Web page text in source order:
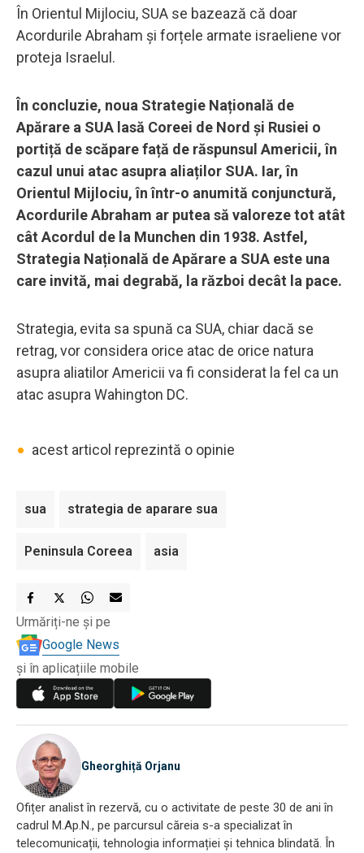
În Orientul Mijlociu, SUA se bazează că doar
Acordurile Abraham și forțele armate israeliene vor
proteja Israelul.
În concluzie, noua Strategie Națională de
Apărare a SUA lasă Coreei de Nord și Rusiei o
portiță de scăpare față de răspunsul Americii, în
cazul unui atac asupra aliaților SUA. Iar, în
Orientul Mijlociu, în într-o anumită conjunctură,
Acordurile Abraham ar putea să valoreze tot atât
cât Acordul de la Munchen din 1938. Astfel,
Strategia Națională de Apărare a SUA este una
care invită, mai degrabă, la război decât la pace.
Strategia, evita sa spună ca SUA, chiar dacă se
retrag, vor considera orice atac de orice natura
asupra aliatilor Americii va fi considerat la fel ca un
atac asupra Wahington DC.
• acest articol reprezintă o opinie
sua strategia de aparare sua
Peninsula Coreea asia
Urmăriți-ne și pe
Google News
și în aplicațiile mobile
Gheorghiță Orjanu
Ofițer analist în rezervă, cu o activitate de peste 30 de ani în
cadrul M.Ap.N., pe parcursul căreia s-a specializat în
telecomunicații, tehnologia informației și tehnica blindată. În